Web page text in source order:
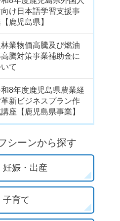
け日本語学習支援事
鹿児島県】
林業物価高騰及び燃油
騰対策事業補助金に
て
8年度鹿児島県農業経
新ビジネスプラン作
講座【鹿児島県事業】
シーンから探す
妊娠・出産
子育て